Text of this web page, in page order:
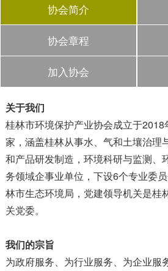
协会简介
协会章程
加入协会
关于我们
桂林市环境保护产业协会成立于
家，涵盖桂林从事水、气和土壤治理
和产品研发制造，环境科研与监测、
务领域企事业单位，下设6个专业委
林市生态环境局，党建领导机关是桂
关党委。
我们的宗旨
为政府服务、为行业服务、为企业服